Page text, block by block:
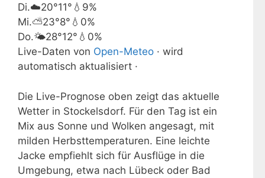
Di.☁️20°11° 💧9%
Mi.⛅23°8° 💧0%
Do.🌤️28°12° 💧0%
Live-Daten von Open-Meteo · wird
automatisch aktualisiert ·
Die Live-Prognose oben zeigt das aktuelle
Wetter in Stockelsdorf. Für den Tag ist ein
Mix aus Sonne und Wolken angesagt, mit
milden Herbsttemperaturen. Eine leichte
Jacke empfiehlt sich für Ausflüge in die
Umgebung, etwa nach Lübeck oder Bad